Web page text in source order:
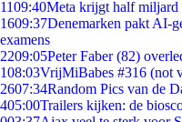
1109:40Meta krijgt half miljard
1609:37Denemarken pakt AI-
examens
2209:05Peter Faber (82)
108:03VrijMiBabes #316 (not
2607:34Random Pics van de
405:00Trailers kijken: de